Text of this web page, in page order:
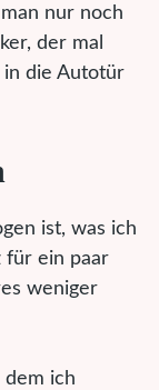
nur noch
der mal
in die Autotür
ist, was ich
für ein paar
weniger
dem ich